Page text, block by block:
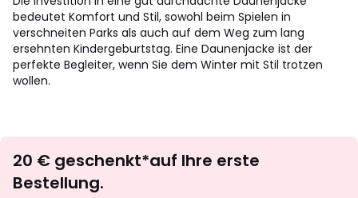
bedeutet Komfort und Stil, sowohl beim Spielen in
verschneiten Parks als auch auf dem Weg zum lang
ersehnten Kindergeburtstag. Eine Daunenjacke ist der
perfekte Begleiter, wenn Sie dem Winter mit Stil trotzen
wollen.
abonnieren
20 € geschenkt*auf Ihre erste
Bestellung.